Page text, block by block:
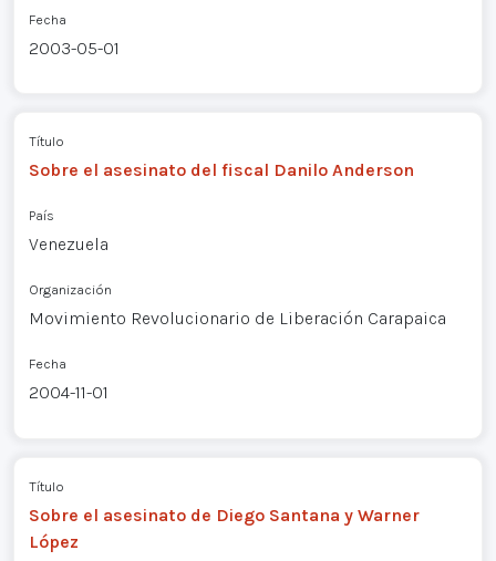
Fecha
2003-05-01
Título
Sobre el asesinato del fiscal Danilo Anderson
País
Venezuela
Organización
Movimiento Revolucionario de Liberación Carapaica
Fecha
2004-11-01
Título
Sobre el asesinato de Diego Santana y Warner
López